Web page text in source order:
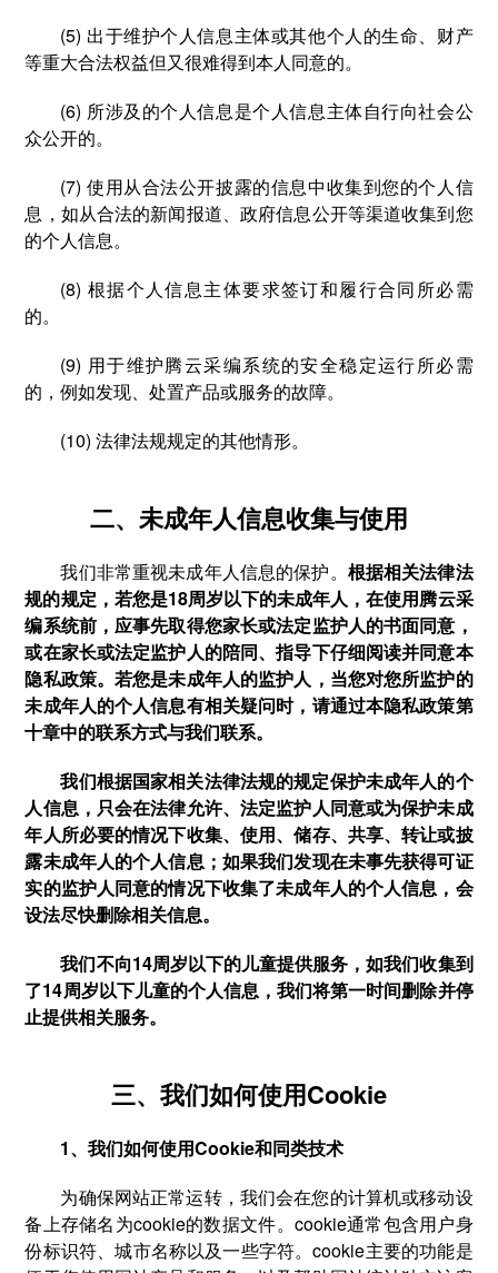
(5) 出于维护个人信息主体或其他个人的生命、财产
等重大合法权益但又很难得到本人同意的。
(6) 所涉及的个人信息是个人信息主体自行向社会公
众公开的。
(7) 使用从合法公开披露的信息中收集到您的个人信
息，如从合法的新闻报道、政府信息公开等渠道收集到您
的个人信息。
(8) 根据个人信息主体要求签订和履行合同所必需
的。
(9) 用于维护腾云采编系统的安全稳定运行所必需
的，例如发现、处置产品或服务的故障。
(10) 法律法规规定的其他情形。
二、未成年人信息收集与使用
我们非常重视未成年人信息的保护。 根据相关法律法
规的规定，若您是18周岁以下的未成年人，在使用腾云采
编系统前，应事先取得您家长或法定监护人的书面同意，
或在家长或法定监护人的陪同、指导下仔细阅读并同意本
隐私政策。若您是未成年人的监护人，当您对您所监护的
未成年人的个人信息有相关疑问时，请通过本隐私政策第
十章中的联系方式与我们联系。
我们根据国家相关法律法规的规定保护未成年人的个
人信息，只会在法律允许、法定监护人同意或为保护未成
年人所必要的情况下收集、使用、储存、共享、转让或披
露未成年人的个人信息；如果我们发现在未事先获得可证
实的监护人同意的情况下收集了未成年人的个人信息，会
设法尽快删除相关信息。
我们不向14周岁以下的儿童提供服务，如我们收集到
了14周岁以下儿童的个人信息，我们将第一时间删除并停
止提供相关服务。
三、我们如何使用Cookie
1、我们如何使用Cookie和同类技术
为确保网站正常运转，我们会在您的计算机或移动设
备上存储名为cookie的数据文件。cookie通常包含用户身
份标识符、城市名称以及一些字符。cookie主要的功能是